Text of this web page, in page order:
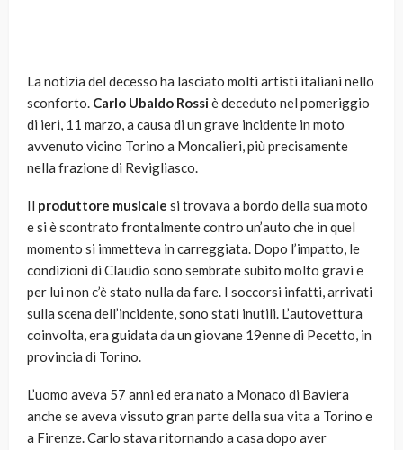
La notizia del decesso ha lasciato molti artisti italiani nello
sconforto. Carlo Ubaldo Rossiè deceduto nel pomeriggio
di ieri, 11 marzo, a causa di un grave incidente in moto
avvenuto vicino Torino a Moncalieri, più precisamente
nella frazione di Revigliasco.
Il produttore musicale si trovava a bordo della sua moto
e si è scontrato frontalmente contro un’auto che in quel
momento si immetteva in carreggiata. Dopo l’impatto, le
condizioni di Claudio sono sembrate subito molto gravi e
per lui non c’è stato nulla da fare. I soccorsi infatti, arrivati
sulla scena dell’incidente, sono stati inutili. L’autovettura
coinvolta, era guidata da un giovane 19enne di Pecetto, in
provincia di Torino.
L’uomo aveva 57 anni ed era nato a Monaco di Baviera
anche se aveva vissuto gran parte della sua vita a Torino e
a Firenze. Carlo stava ritornando a casa dopo aver